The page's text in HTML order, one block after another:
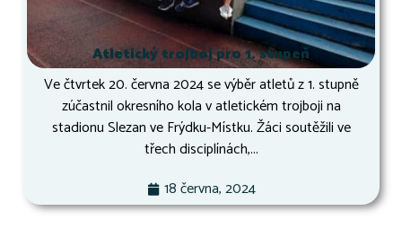
Atletický trojboj pro 1. stupeň
Ve čtvrtek 20. června 2024 se výběr atletů z 1. stupně
zúčastnil okresního kola v atletickém trojboji na
stadionu Slezan ve Frýdku-Místku. Žáci soutěžili ve
třech disciplínách,...
18 června, 2024